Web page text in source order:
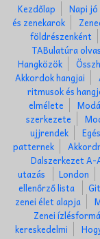
Kezdőlap
Napi jó
és zenekarok
földrészenként
TABulatúra
Hangközök
Akkordok hangjai
ritmusok és
elmélete
szerkezete
ujjrendek
patternek
Dalszerkezet
utazás
London
ellenőrző lista
zenei élet alapja
Zenei
kereskedelmi